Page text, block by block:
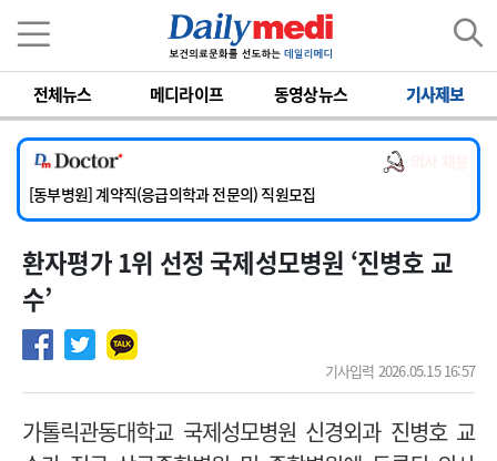
전체뉴스 메디라이프 동영상뉴스 기사제보
[서울아산병원] 2026년 하반기 인턴 모집
[영남대학교의료원] 마취통증의학과 임기제 임상의사 채용
[충남대학교병원] 소아청소년과(소아응급전담) 계약직 의사 공개채용
[동부병원] 계약직(응급의학과 전문의) 직원모집
[이대목동병원] 하반기 전공의(레지던트1년차) 모집
[서울아산병원] 2026년 하반기 인턴 모집
[영남대학교의료원] 마취통증의학과 임기제 임상의사 채용
환자평가 1위 선정 국제성모병원 ‘진병호 교
수’
기사입력 2026.05.15 16:57
가톨릭관동대학교 국제성모병원 신경외과 진병호 교